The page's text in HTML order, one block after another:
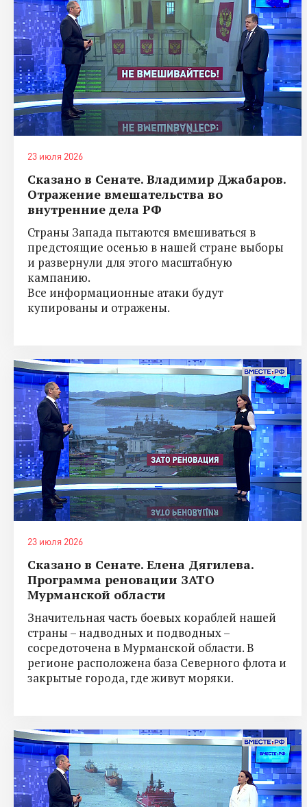
23 июля 2026
Сказано в Сенате. Владимир Джабаров.
Отражение вмешательства во
внутренние дела РФ
Страны Запада пытаются вмешиваться в
предстоящие осенью в нашей стране выборы
и развернули для этого масштабную
кампанию.
Все информационные атаки будут
купированы и отражены.
23 июля 2026
Сказано в Сенате. Елена Дягилева.
Программа реновации ЗАТО
Мурманской области
Значительная часть боевых кораблей нашей
страны – надводных и подводных –
сосредоточена в Мурманской области. В
регионе расположена база Северного флота и
закрытые города, где живут моряки.